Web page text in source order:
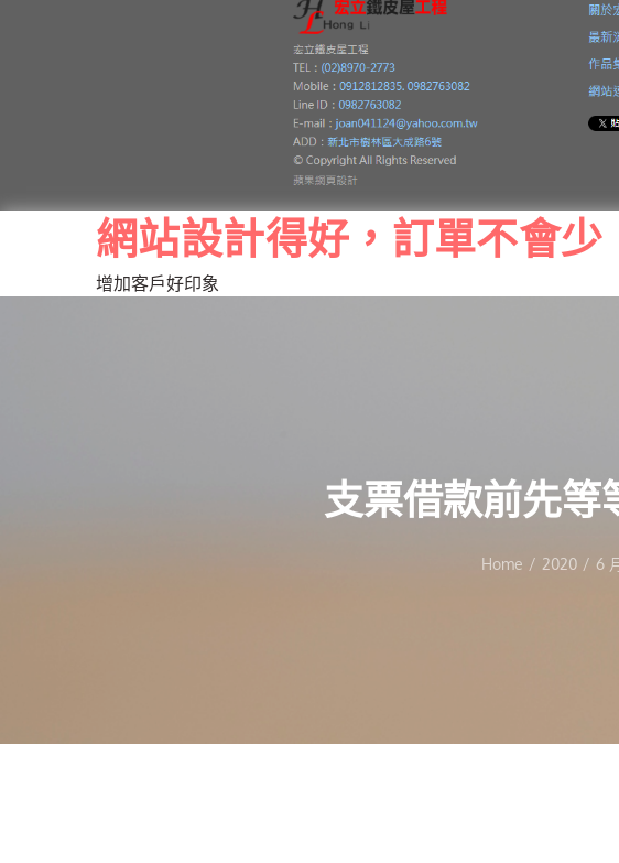
網站設計得好，訂單不會少
增加客戶好印象
支票借款前先等
Home 2020 6